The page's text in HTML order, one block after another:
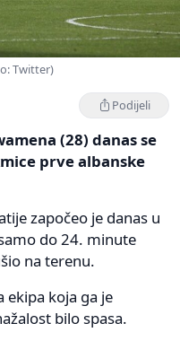
Twitter)
Podijeli
(28) danas se
prve albanske
započeo je danas u
do 24. minute
na terenu.
ekipa koja ga je
bilo spasa.